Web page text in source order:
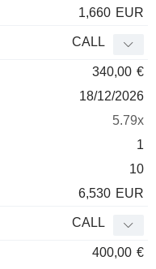
1,660 EUR
CALL
340,00 €
18/12/2026
5.79x
1
10
6,530 EUR
CALL
400,00 €